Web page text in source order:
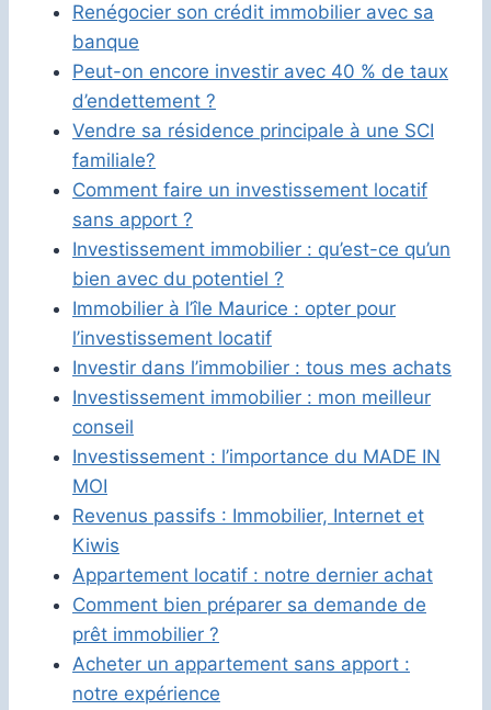
Renégocier son crédit immobilier avec sa
banque
Peut-on encore investir avec 40 % de taux
d’endettement ?
Vendre sa résidence principale à une SCI
familiale?
Comment faire un investissement locatif
sans apport ?
Investissement immobilier : qu’est-ce qu’un
bien avec du potentiel ?
Immobilier à l’île Maurice : opter pour
l’investissement locatif
Investir dans l’immobilier : tous mes achats
Investissement immobilier : mon meilleur
conseil
Investissement : l’importance du MADE IN
MOI
Revenus passifs : Immobilier, Internet et
Kiwis
Appartement locatif : notre dernier achat
Comment bien préparer sa demande de
prêt immobilier ?
Acheter un appartement sans apport :
notre expérience